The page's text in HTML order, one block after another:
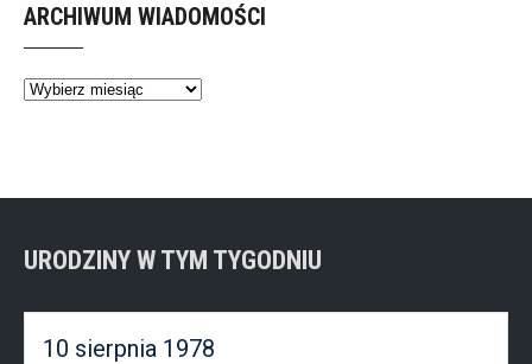
ARCHIWUM WIADOMOŚCI
Archiwum
URODZINY W TYM TYGODNIU
10 sierpnia 1978